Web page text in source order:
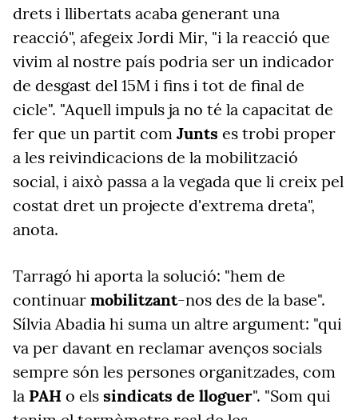
drets i llibertats acaba generant una
reacció", afegeix Jordi Mir, "i la reacció que
vivim al nostre país podria ser un indicador
de desgast del 15M i fins i tot de final de
cicle". "Aquell impuls ja no té la capacitat de
fer que un partit com Junts es trobi proper
a les reivindicacions de la mobilització
social, i això passa a la vegada que li creix pel
costat dret un projecte d'extrema dreta",
anota.
Tarragó hi aporta la solució: "hem de
continuar mobilitzant-nos des de la base".
Sílvia Abadia hi suma un altre argument: "qui
va per davant en reclamar avenços socials
sempre són les persones organitzades, com
la PAH o els sindicats de lloguer". "Som qui